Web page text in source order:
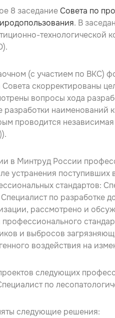
8 заседаниеСовета по
. В
технологической
(с участием по ВКС)
скорректированы
вопросы хода
разработки наименований
проводится
в Минтруд России
устранения поступивших
стандартов:
по разработке
рассмотрено и
и выбросов
воздействия на
следующих
по
следующие решения: